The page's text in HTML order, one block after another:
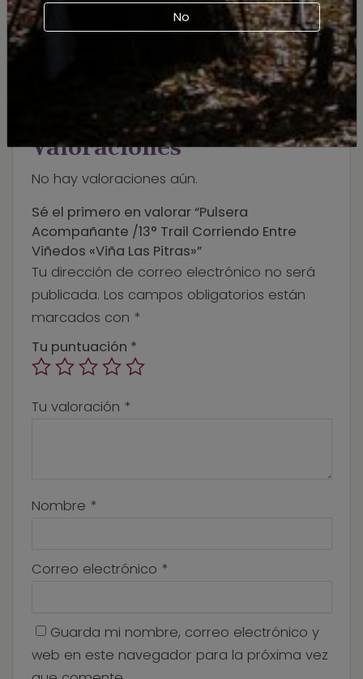
No
VALORACIONES (0)
Valoraciones
No hay valoraciones aún.
Sé el primero en valorar “Pulsera
Acompañante /13° Trail Corriendo Entre
Viñedos «Viña Las Pitras»”
Tu dirección de correo electrónico no será
publicada. Los campos obligatorios están
marcados con *
Tu puntuación *
Tu valoración *
Nombre *
Correo electrónico *
Guarda mi nombre, correo electrónico y
web en este navegador para la próxima vez